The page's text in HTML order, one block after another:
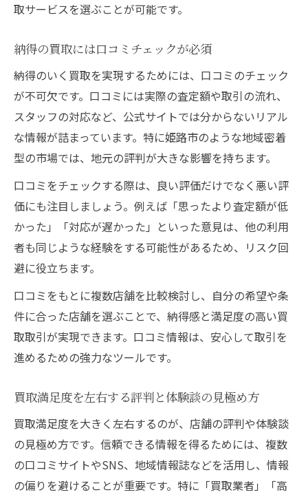
取サービスを選ぶことが可能です。
納得の買取には口コミチェックが必須
納得のいく買取を実現するためには、口コミのチェック
が不可欠です。口コミには実際の査定額や取引の流れ、
スタッフの対応など、公式サイトでは分からないリアル
な情報が詰まっています。特に姫路市のような地域密着
型の市場では、地元の評判が大きな影響を持ちます。
口コミをチェックする際は、良い評価だけでなく悪い評
価にも注目しましょう。例えば「思ったより査定額が低
かった」「対応が遅かった」といった意見は、他の利用
者も同じような経験をする可能性があるため、リスク回
避に役立ちます。
口コミをもとに複数店舗を比較検討し、自分の希望や条
件に合った店舗を選ぶことで、納得感と満足度の高い買
取取引が実現できます。口コミ情報は、安心して取引を
進めるための強力なツールです。
買取満足度を左右する評判と体験談の見極め方
買取満足度を大きく左右するのが、店舗の評判や体験談
の見極め方です。信頼できる情報を得るためには、複数
の口コミサイトやSNS、地域情報誌などを活用し、情報
の偏りを避けることが重要です。特に「買取業者」「高